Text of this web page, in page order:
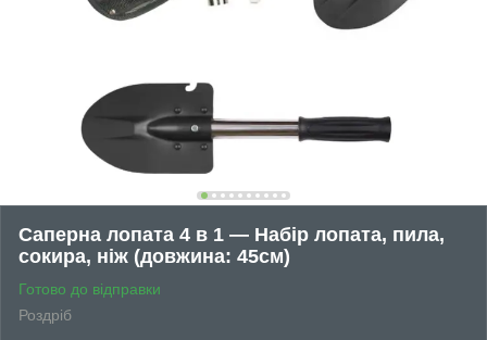
Саперна лопата 4 в 1 — Набір лопата, пила,
сокира, ніж (довжина: 45см)
Готово до відправки
Роздріб